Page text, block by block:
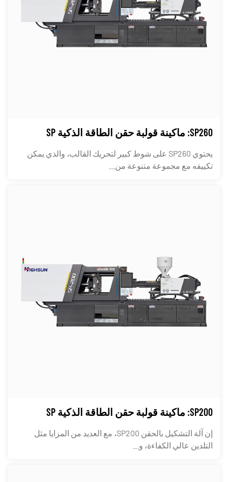
SP260: ماكينة قولبة حقن الطاقة الذكية SP
يحتوي SP260 على شوط كبير لتحريك القالب، والذي يمكن
تكييفه مع مجموعة متنوعة من...
SP200: ماكينة قولبة حقن الطاقة الذكية SP
إن آلة التشكيل بالحقن SP200، مع العديد من المزايا مثل
التلدين عالي الكفاءة، و...